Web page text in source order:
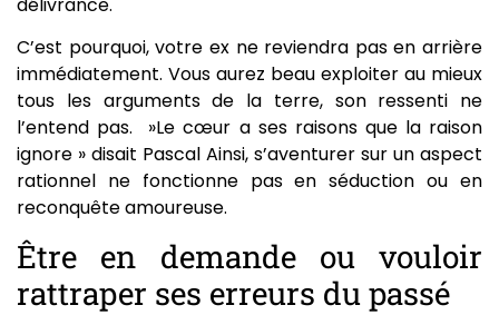
C’est pourquoi, votre ex ne reviendra pas en arrière
immédiatement. Vous aurez beau exploiter au mieux
tous les arguments de la terre, son ressenti ne
l’entend pas. »Le cœur a ses raisons que la raison
ignore » disait Pascal Ainsi, s’aventurer sur un aspect
rationnel ne fonctionne pas en séduction ou en
reconquête amoureuse.
Être en demande ou vouloir
rattraper ses erreurs du passé